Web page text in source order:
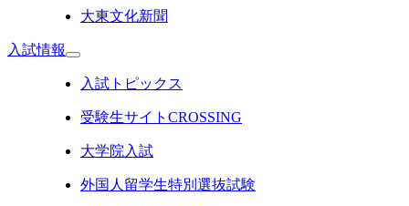
大東文化新聞
入試情報
入試トピックス
受験生サイトCROSSING
大学院入試
外国人留学生特別選抜試験